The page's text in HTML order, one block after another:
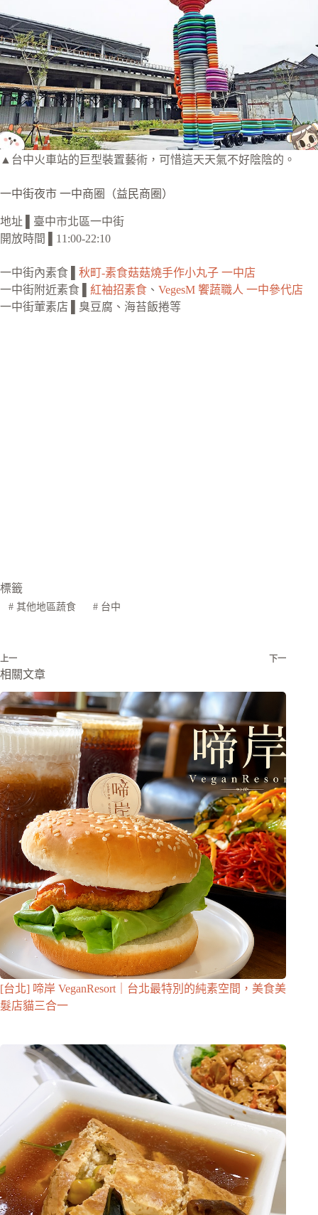
▲台中火車站的巨型裝置藝術，可惜這天天氣不好陰陰的。
一中街夜市 一中商圈（益民商圈）
地址 ▌臺中市北區一中街
開放時間 ▌11:00-22:10
一中街內素食 ▌ 秋町-素食菇菇燒手作小丸子 一中店
一中街附近素食 ▌ 紅袖招素食 、 VegesM 饗蔬職人 一中參代店
一中街葷素店 ▌臭豆腐、海苔飯捲等
標籤
#其他地區蔬食 #台中
上一 下一
相關文章
[台北] 啼岸 VeganResort｜台北最特別的純素空間，美食美
髮店貓三合一